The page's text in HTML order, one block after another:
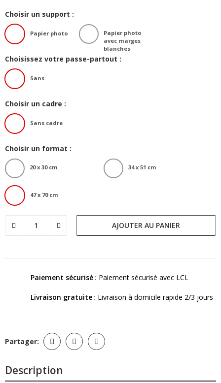
Choisir un support :
Papier photo
Papier photo
avec marges
blanches
Choisissez votre passe-partout :
Sans
Choisir un cadre :
Sans cadre
Choisir un format :
20 x 30 cm 34 x 51 cm
47 x 70 cm
AJOUTER AU PANIER
Paiement sécurisé Paiement sécurisé avec LCL
Livraison gratuite Livraison à domicile rapide 2/3 jours
Partager:
Description